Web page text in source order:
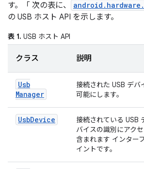
す。「 次の表に、
の USB ホスト API を示します。
表 1. USB ホスト API
クラス 説明
Usb
Manager
接続された USB デバ
可能にします。
UsbDevice
接続されている USB
バイスの識別にアク
含まれます インター
イントです。